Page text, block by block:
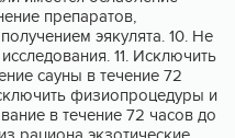
препаратов,
эякулята. 10. Не
11. Исключить
сауны в течение 72
физиопроцедуры и
в течение 72 часов до